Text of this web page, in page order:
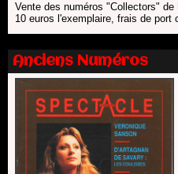
Les 10 lauréats du Fonds
SACD
13/06/2026
Nomination de Nathalie
direction du Théâtre de
Dispositif SACD Auteurs
18/03/2026
Vente des numéros "Collectors"
10 euros l'exemplaire, frais de port
Anciens Numéros